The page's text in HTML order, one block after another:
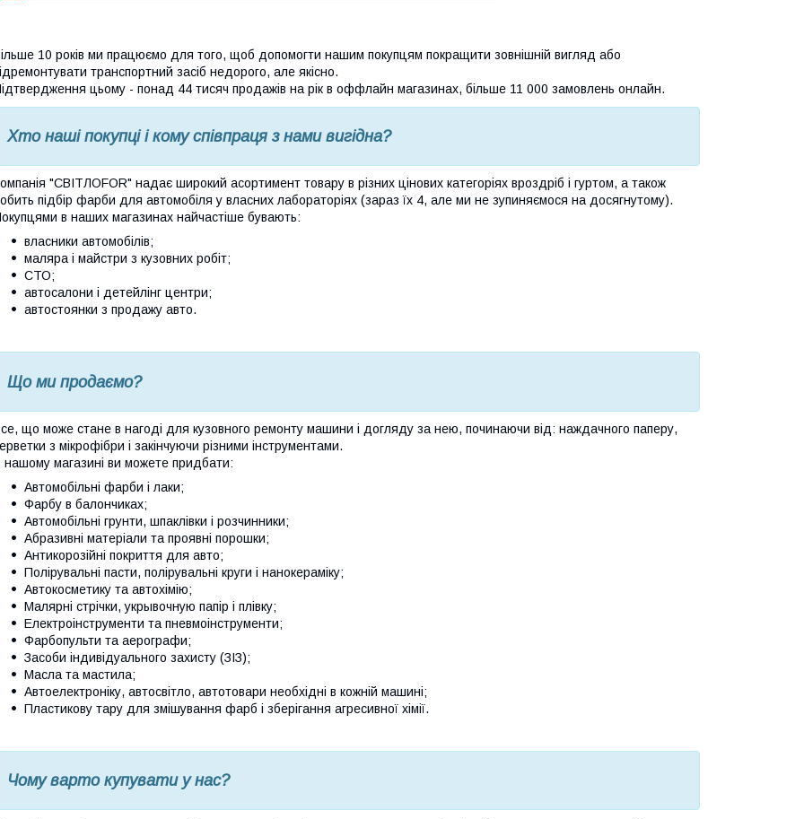
10 років ми працюємо для того, щоб допомогти нашим покупцям покращити зовнішній вигляд або
транспортний засіб недорого, але якісно.
цьому - понад 44 тисяч продажів на рік в оффлайн магазинах, більше 11 000 замовлень онлайн.
Хто наші покупці і кому співпраця з нами вигідна?
"СВІТЛОFOR" надає широкий асортимент товару в різних цінових категоріях вроздріб і гуртом, а також
підбір фарби для автомобіля у власних лабораторіях (зараз їх 4, але ми не зупиняємося на досягнутому).
в наших магазинах найчастіше бувають:
власники автомобілів;
маляра і майстри з кузовних робіт;
СТО;
автосалони і детейлінг центри;
автостоянки з продажу авто.
Що ми продаємо?
що може стане в нагоді для кузовного ремонту машини і догляду за нею, починаючи від: наждачного паперу,
з мікрофібри і закінчуючи різними інструментами.
нашому магазині ви можете придбати:
Автомобільні фарби і лаки;
Фарбу в балончиках;
Автомобільні грунти, шпаклівки і розчинники;
Абразивні матеріали та проявні порошки;
Антикорозійні покриття для авто;
Полірувальні пасти, полірувальні круги і нанокераміку;
Автокосметику та автохімію;
Малярні стрічки, укрывочную папір і плівку;
Електроінструменти та пневмоінструменти;
Фарбопульти та аерографи;
Засоби індивідуального захисту (ЗІЗ);
Масла та мастила;
Автоелектроніку, автосвітло, автотовари необхідні в кожній машині;
Пластикову тару для змішування фарб і зберігання агресивної хімії.
Чому варто купувати у нас?